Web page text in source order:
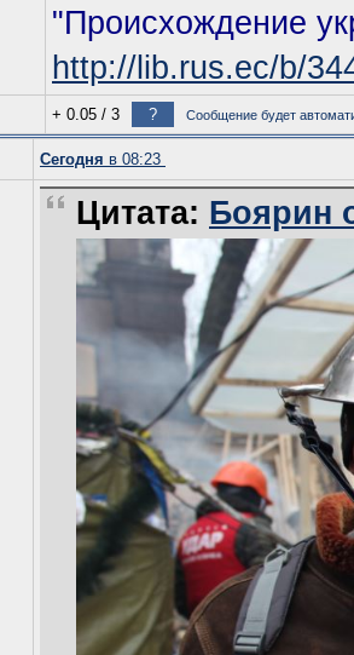
"Происхождение
http://lib.rus.ec/b/
+ 0.05 / 3 ? Сообщение будет
Сегодня в 08:23
Цитата: Боярин